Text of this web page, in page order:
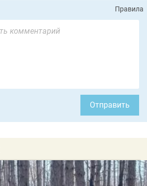
Правила
Отправить